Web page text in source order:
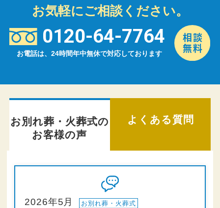
お気軽にご相談ください。
0120-64-7764
お電話は、24時間年中無休で対応しております
お別れ葬・火葬式の
お客様の声
よくある質問
2026年5月
お別れ葬・火葬式